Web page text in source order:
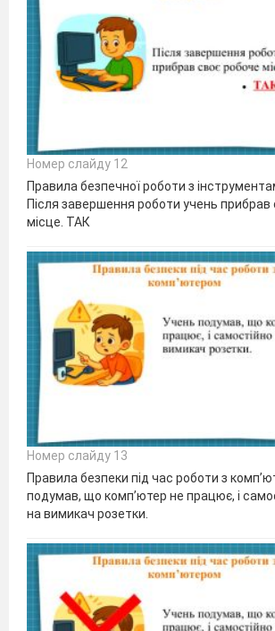
Номер слайду 12
Правила безпечної роботи з
Після завершення роботи учень прибрав
місце. ТАК
Номер слайду 13
Правила безпеки під час роботи з
подумав, що комп’ютер не працює, і
на вимикач розетки.